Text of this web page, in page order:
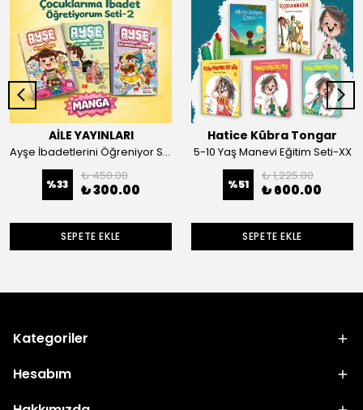
AİLE YAYINLARI
Ayşe İbadetlerini Öğreniyor Seti - 2
%33
₺ 450.00
₺ 300.00
SEPETE EKLE
Hatice Kübra Tongar
5-10 Yaş Manevi Eğitim Seti-XX
%51
₺ 1,225.00
₺ 600.00
SEPETE EKLE
Kategoriler
Hesabım